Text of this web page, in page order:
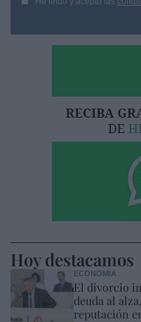
Hoy destacamos
ECONOMÍA
El divorcio
deuda al
reputación